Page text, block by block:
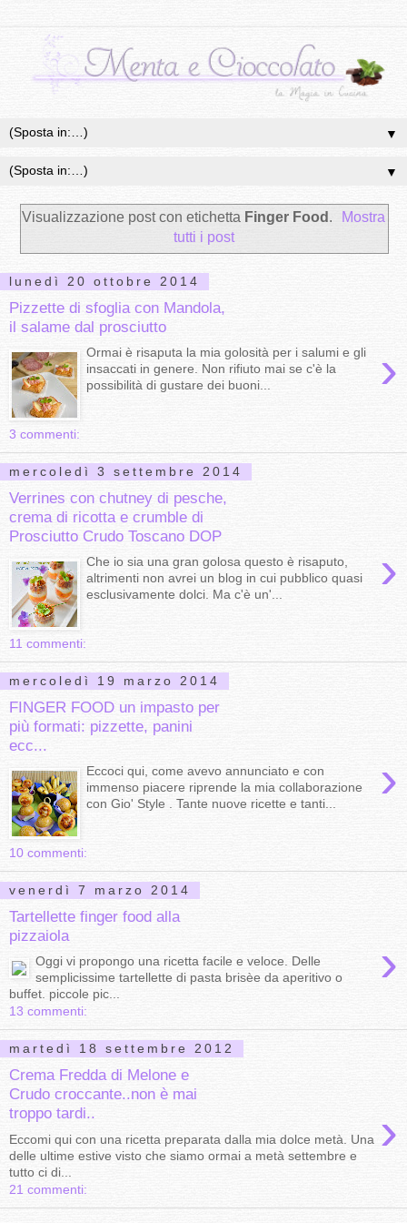
▼
▼
Visualizzazione post con etichetta Finger Food .
Mostra
tutti i post
lunedì 20 ottobre 2014
Pizzette di sfoglia con Mandola,
il salame dal prosciutto
›
Ormai è risaputa la mia golosità per i salumi e gli
insaccati in genere. Non rifiuto mai se c'è la
possibilità di gustare dei buoni...
3 commenti:
mercoledì 3 settembre 2014
Verrines con chutney di pesche,
crema di ricotta e crumble di
Prosciutto Crudo Toscano DOP
›
Che io sia una gran golosa questo è risaputo,
altrimenti non avrei un blog in cui pubblico quasi
esclusivamente dolci. Ma c'è un'...
11 commenti:
mercoledì 19 marzo 2014
FINGER FOOD un impasto per
più formati: pizzette, panini
ecc...
›
Eccoci qui, come avevo annunciato e con
immenso piacere riprende la mia collaborazione
con Gio' Style . Tante nuove ricette e tanti...
10 commenti:
venerdì 7 marzo 2014
Tartellette finger food alla
pizzaiola
›
Oggi vi propongo una ricetta facile e veloce. Delle
semplicissime tartellette di pasta brisèe da aperitivo o
buffet. piccole pic...
13 commenti:
martedì 18 settembre 2012
Crema Fredda di Melone e
Crudo croccante..non è mai
troppo tardi..
›
Eccomi qui con una ricetta preparata dalla mia dolce metà. Una
delle ultime estive visto che siamo ormai a metà settembre e
tutto ci di...
21 commenti: